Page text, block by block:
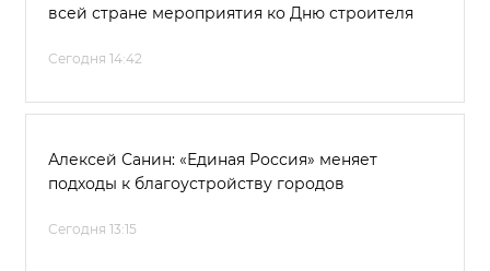
всей стране мероприятия ко Дню строителя
Сегодня 14:42
Алексей Санин: «Единая Россия» меняет
подходы к благоустройству городов
Сегодня 13:15